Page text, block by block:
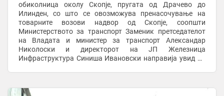
обиколница околу Скопје, пругата од Драчево до
Илинден, со што се овозможува пренасочување на
товарните возови надвор од Скопје, соопшти
Министерството за транспорт Заменик претседателот
на Владата и министер за транспорт Александар
Николоски и директорот на ЈП Железница
Инфраструктура Синиша Ивановски направија увид до